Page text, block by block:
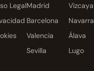
LegalMadrid
Barcelona
Valencia
Sevilla
Vizcaya
Navarra
Álava
Lugo